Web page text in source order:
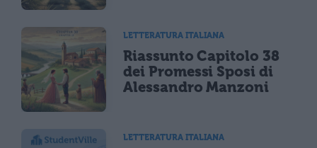
LETTERATURA ITALIANA
Riassunto Capitolo 38
dei Promessi Sposi di
Alessandro Manzoni
LETTERATURA ITALIANA